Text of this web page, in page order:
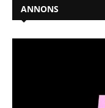
ANNONS